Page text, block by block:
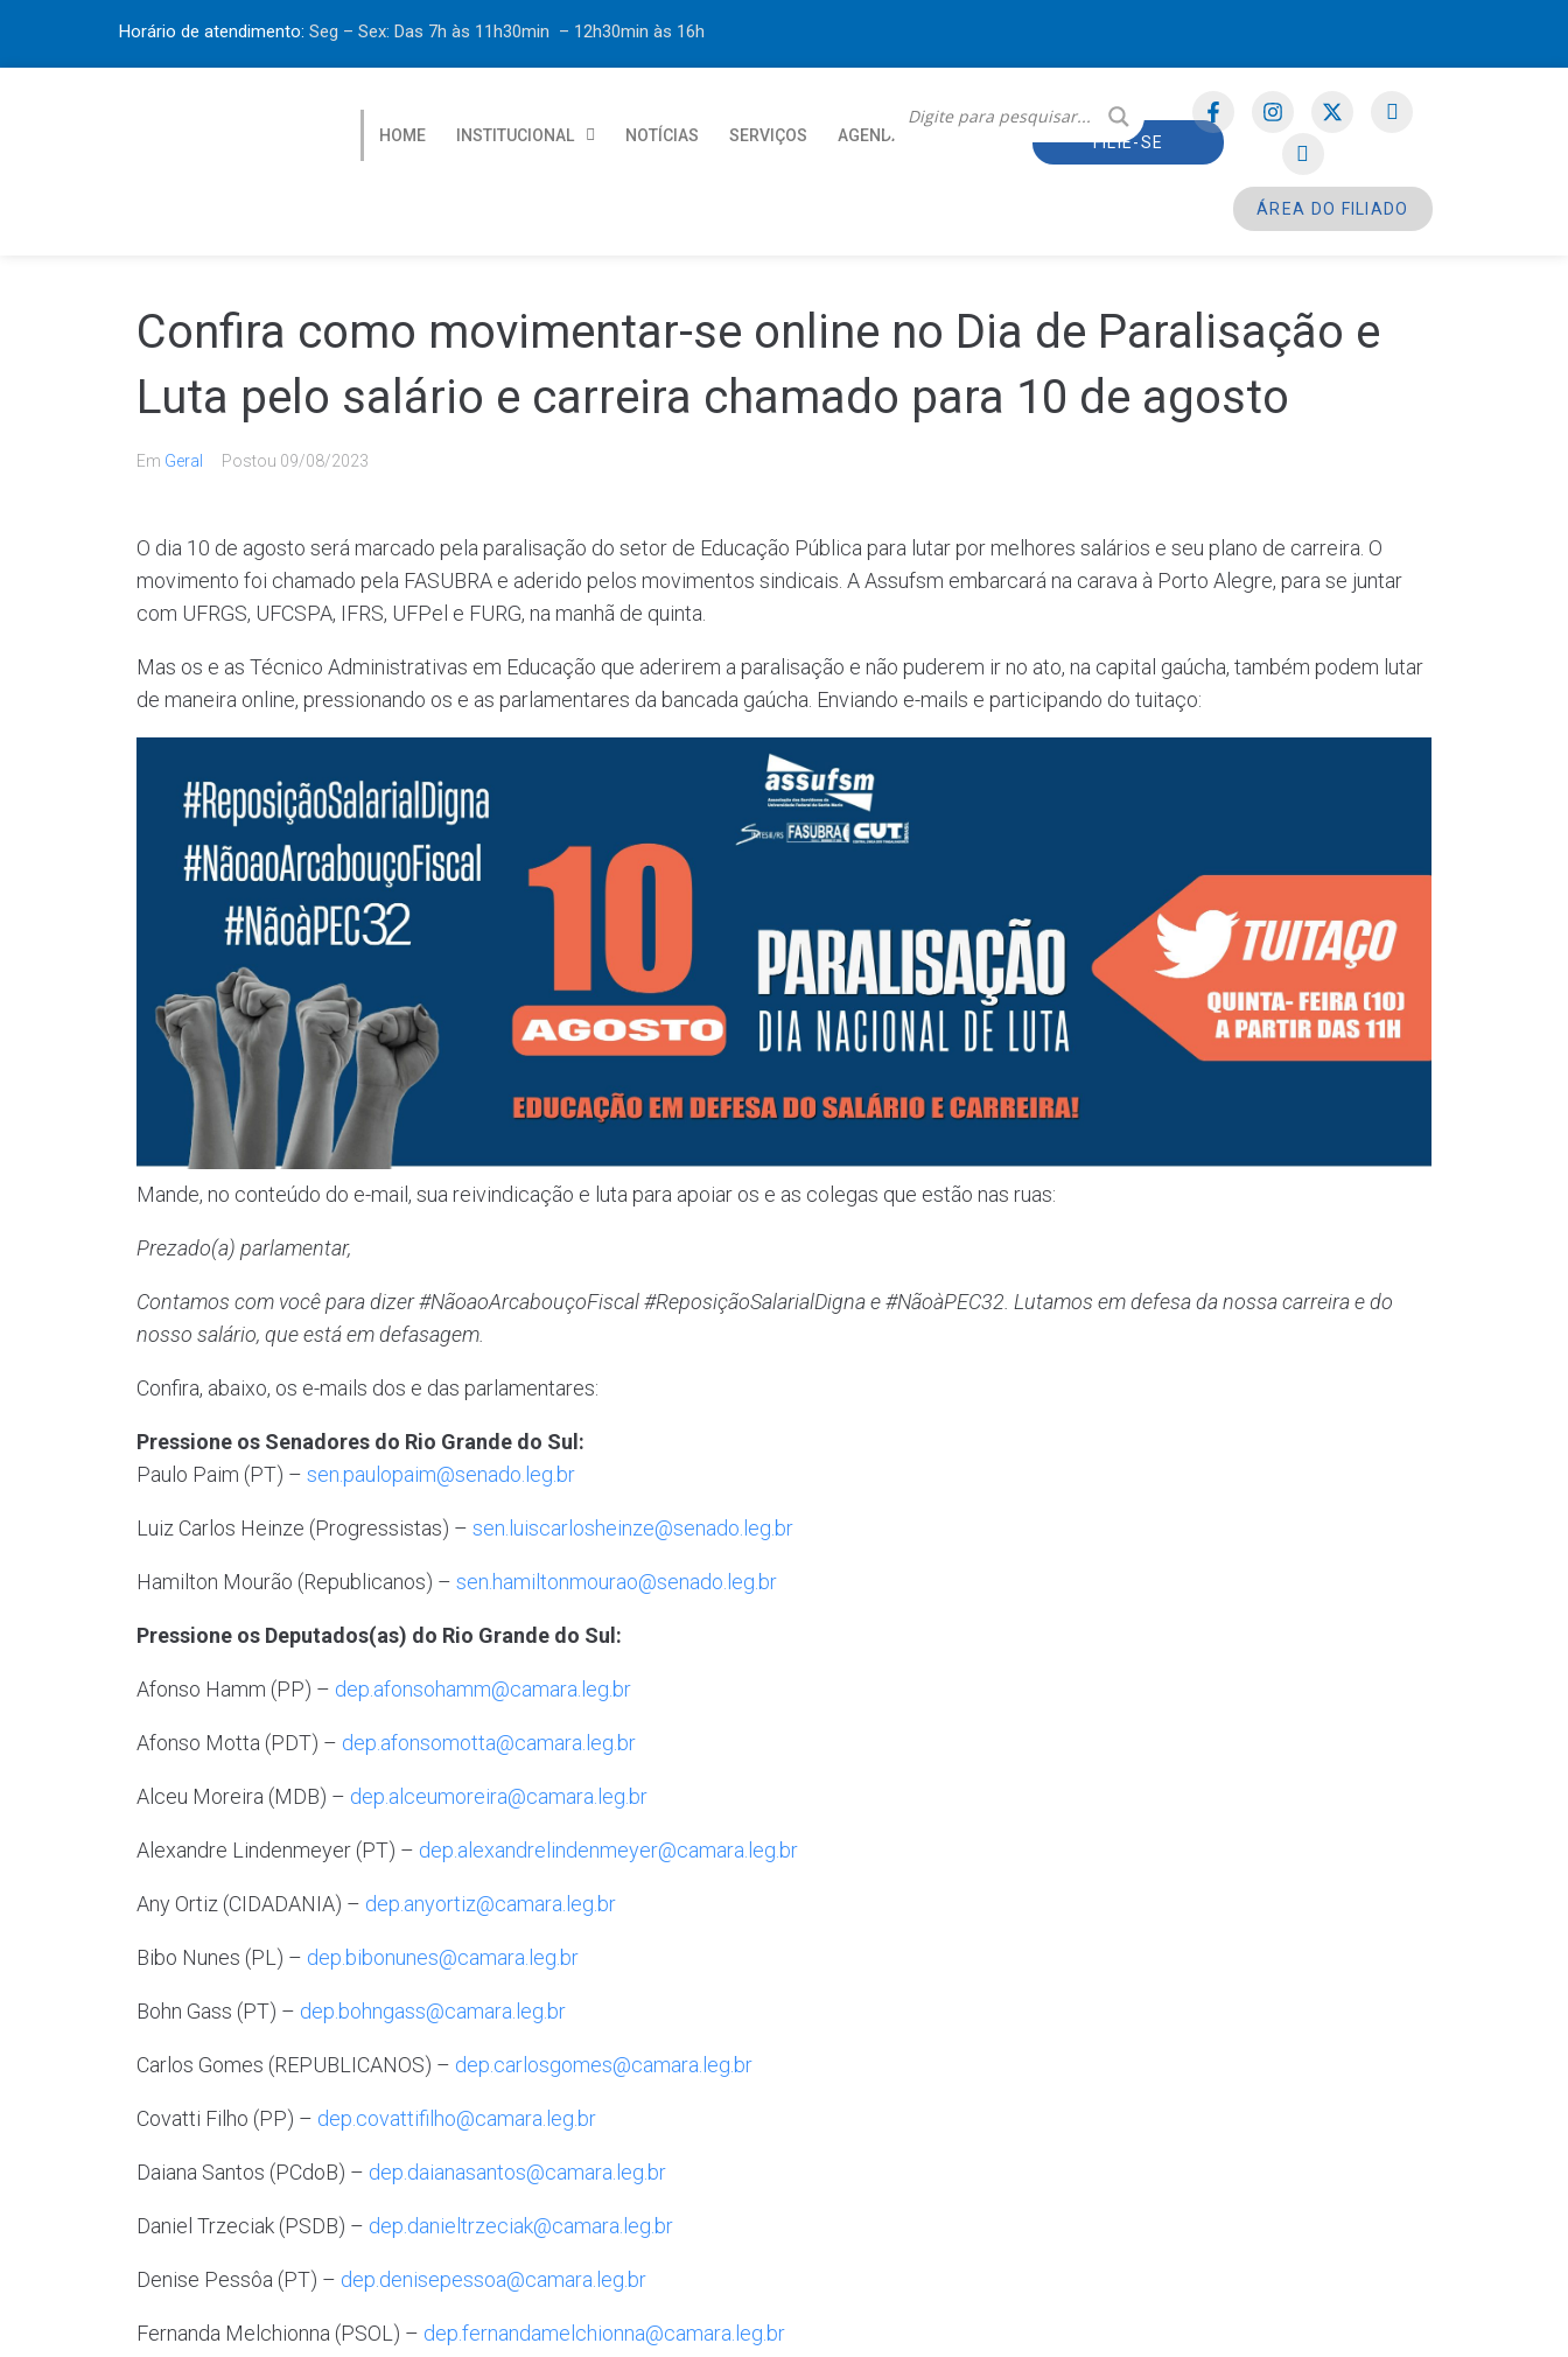
Horário de atendimento: Seg – Sex: Das 7h às 11h30min – 12h30min às 16h
HOME INSTITUCIONAL NOTÍCIAS SERVIÇOS AGENDA FILIE-SE
ÁREA DO FILIADO
Confira como movimentar-se online no Dia de Paralisação e
Luta pelo salário e carreira chamado para 10 de agosto
Em Geral Postou 09/08/2023
O dia 10 de agosto será marcado pela paralisação do setor de Educação Pública para lutar por melhores salários e seu plano de carreira. O
movimento foi chamado pela FASUBRA e aderido pelos movimentos sindicais. A Assufsm embarcará na carava à Porto Alegre, para se juntar
com UFRGS, UFCSPA, IFRS, UFPel e FURG, na manhã de quinta.
Mas os e as Técnico Administrativas em Educação que aderirem a paralisação e não puderem ir no ato, na capital gaúcha, também podem lutar
de maneira online, pressionando os e as parlamentares da bancada gaúcha. Enviando e-mails e participando do tuitaço:
Mande, no conteúdo do e-mail, sua reivindicação e luta para apoiar os e as colegas que estão nas ruas:
Prezado(a) parlamentar,
Contamos com você para dizer #NãoaoArcabouçoFiscal #ReposiçãoSalarialDigna e #NãoàPEC32. Lutamos em defesa da nossa carreira e do
nosso salário, que está em defasagem.
Confira, abaixo, os e-mails dos e das parlamentares:
Pressione os Senadores do Rio Grande do Sul:
Paulo Paim (PT) – sen.paulopaim@senado.leg.br
Luiz Carlos Heinze (Progressistas) – sen.luiscarlosheinze@senado.leg.br
Hamilton Mourão (Republicanos) – sen.hamiltonmourao@senado.leg.br
Pressione os Deputados(as) do Rio Grande do Sul:
Afonso Hamm (PP) – dep.afonsohamm@camara.leg.br
Afonso Motta (PDT) – dep.afonsomotta@camara.leg.br
Alceu Moreira (MDB) – dep.alceumoreira@camara.leg.br
Alexandre Lindenmeyer (PT) – dep.alexandrelindenmeyer@camara.leg.br
Any Ortiz (CIDADANIA) – dep.anyortiz@camara.leg.br
Bibo Nunes (PL) – dep.bibonunes@camara.leg.br
Bohn Gass (PT) – dep.bohngass@camara.leg.br
Carlos Gomes (REPUBLICANOS) – dep.carlosgomes@camara.leg.br
Covatti Filho (PP) – dep.covattifilho@camara.leg.br
Daiana Santos (PCdoB) – dep.daianasantos@camara.leg.br
Daniel Trzeciak (PSDB) – dep.danieltrzeciak@camara.leg.br
Denise Pessôa (PT) – dep.denisepessoa@camara.leg.br
Fernanda Melchionna (PSOL) – dep.fernandamelchionna@camara.leg.br